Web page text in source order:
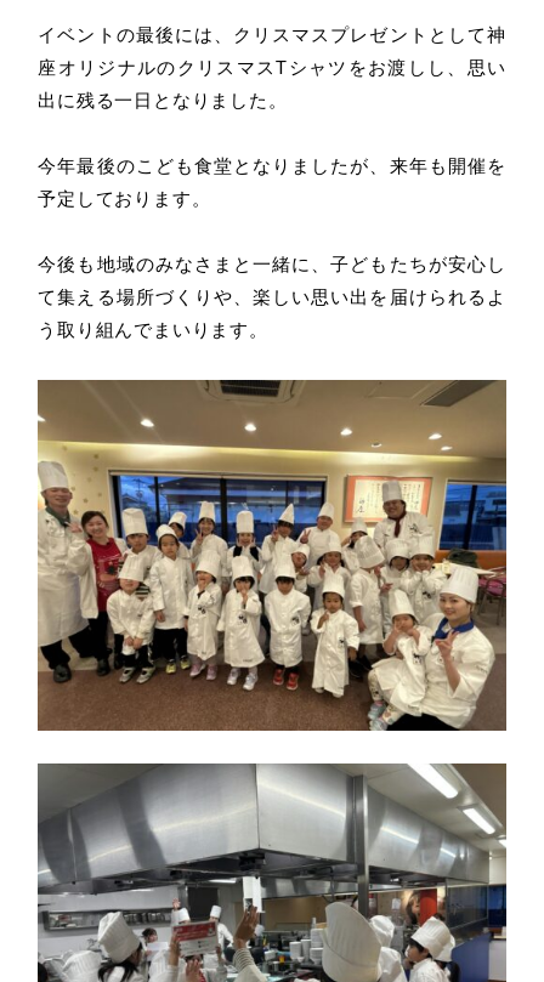
News
Contact
Recruit
採用情報
イベントの最後には、クリスマスプレゼントとして神
座オリジナルのクリスマスTシャツをお渡しし、思い
出に残る一日となりました。
今年最後のこども食堂となりましたが、来年も開催を
予定しております。
今後も地域のみなさまと一緒に、子どもたちが安心し
て集える場所づくりや、楽しい思い出を届けられるよ
う取り組んでまいります。